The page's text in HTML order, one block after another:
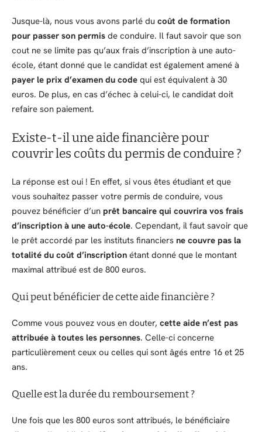
Jusque-là, nous vous avons parlé du coût de formation
pour passer son permis de conduire. Il faut savoir que son
cout ne se limite pas qu’aux frais d’inscription à une auto-
école, étant donné que le candidat est également amené à
payer le prix d’examen du code qui est équivalent à 30
euros. De plus, en cas d’échec à celui-ci, le candidat doit
refaire son paiement.
Existe-t-il une aide financière pour
couvrir les coûts du permis de conduire ?
La réponse est oui ! En effet, si vous êtes étudiant et que
vous souhaitez passer votre permis de conduire, vous
pouvez bénéficier d’un prêt bancaire qui couvrira vos frais
d’inscription à une auto-école. Cependant, il faut savoir que
le prêt accordé par les instituts financiers ne couvre pas la
totalité du coût d’inscription étant donné que le montant
maximal attribué est de 800 euros.
Qui peut bénéficier de cette aide financière ?
Comme vous pouvez vous en douter, cette aide n’est pas
attribuée à toutes les personnes. Celle-ci concerne
particulièrement ceux ou celles qui sont âgés entre 16 et 25
ans.
Quelle est la durée du remboursement ?
Une fois que les 800 euros sont attribués, le bénéficiaire